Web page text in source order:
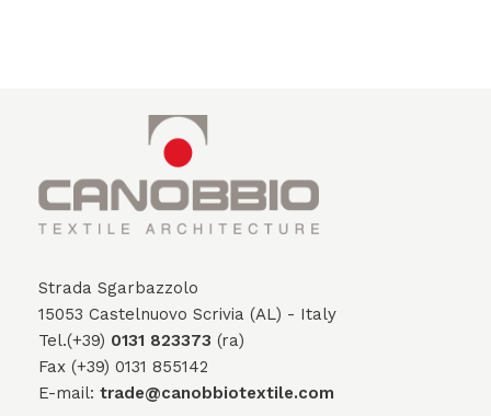
Strada Sgarbazzolo
15053 Castelnuovo Scrivia (AL) - Italy
Tel.(+39) 0131 823373 (ra)
Fax (+39) 0131 855142
E-mail: trade@canobbiotextile.com